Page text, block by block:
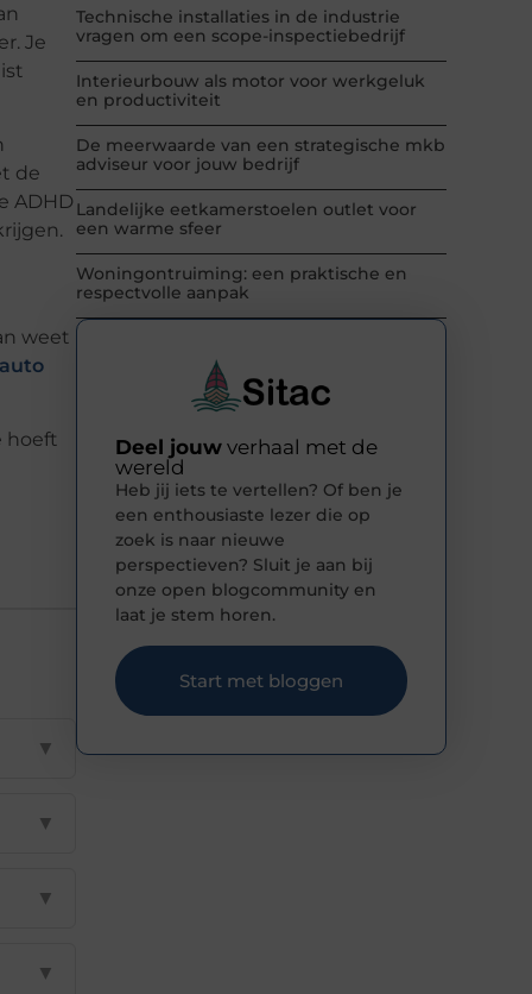
Je
de
ADHD
weet
hoeft
▼
▼
▼
▼
Technische installaties in de industrie
vragen om een scope-inspectiebedrijf
Interieurbouw als motor voor werkgeluk
en productiviteit
De meerwaarde van een strategische mkb
adviseur voor jouw bedrijf
Landelijke eetkamerstoelen outlet voor
een warme sfeer
Woningontruiming: een praktische en
respectvolle aanpak
Deel jouw verhaal met de
wereld
Heb jij iets te vertellen? Of ben je
een enthousiaste lezer die op
zoek is naar nieuwe
perspectieven? Sluit je aan bij
onze open blogcommunity en
laat je stem horen.
Start met bloggen